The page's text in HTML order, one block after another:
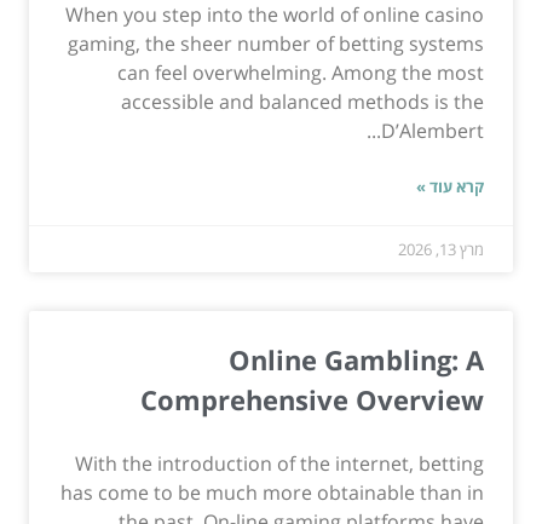
When you step into the world of online casino
gaming, the sheer number of betting systems
can feel overwhelming. Among the most
accessible and balanced methods is the
D’Alembert...
קרא עוד »
מרץ 13, 2026
Online Gambling: A
Comprehensive Overview
With the introduction of the internet, betting
has come to be much more obtainable than in